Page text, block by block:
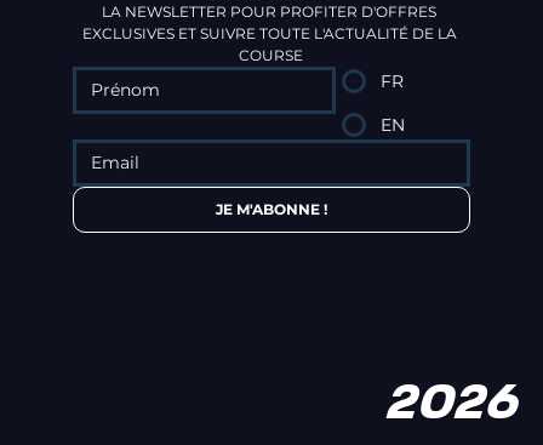
LA NEWSLETTER POUR PROFITER D'OFFRES
EXCLUSIVES ET SUIVRE TOUTE L'ACTUALITÉ DE LA
COURSE
FR
EN
JE M'ABONNE !
2026